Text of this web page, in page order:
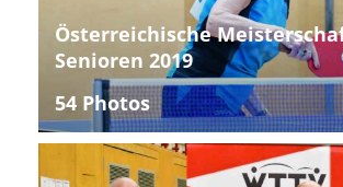
Österreichische
Senioren 2019
54 Photos